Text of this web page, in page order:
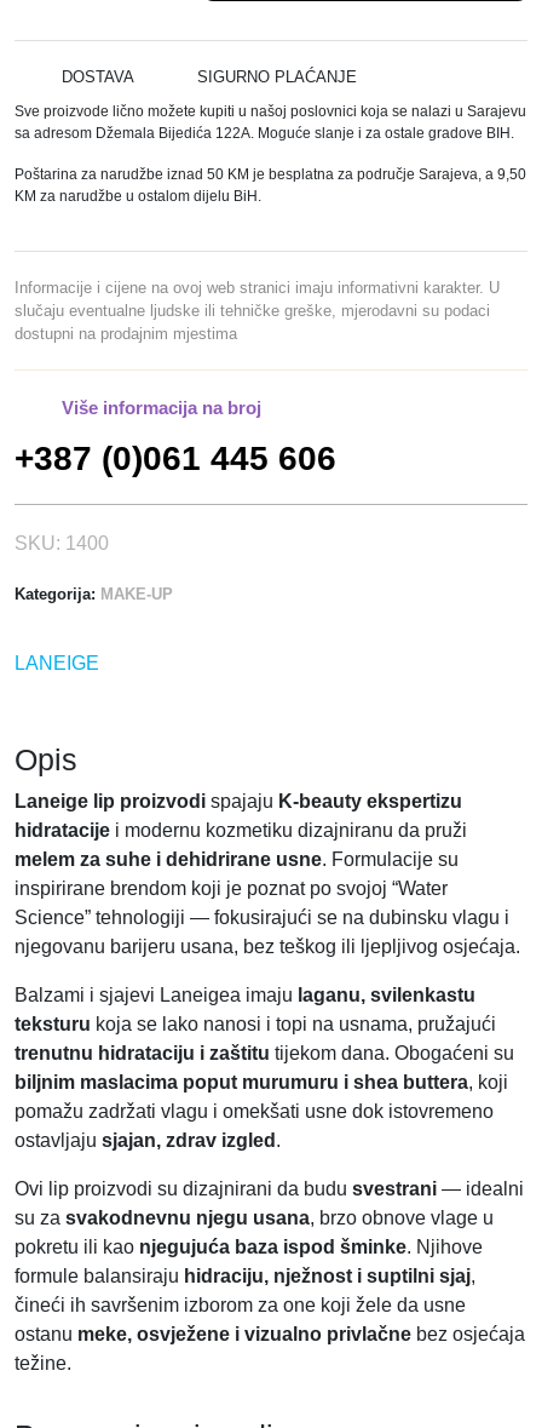
E
G
E
J
J
Z
A
U
S
k
l
i
i
a
DOSTAVA SIGURNO PLAĆANJE
Sve proizvode lično možete kupiti u našoj poslovnici koja se nalazi u Sarajevu
sa adresom Džemala Bijedića 122A. Moguće slanje i za ostale gradove BIH.
Poštarina za narudžbe iznad 50 KM je besplatna za područje Sarajeva, a 9,50
KM za narudžbe u ostalom dijelu BiH.
Informacije i cijene na ovoj web stranici imaju informativni karakter. U
slučaju eventualne ljudske ili tehničke greške, mjerodavni su podaci
dostupni na prodajnim mjestima
Više informacija na broj
+387 (0)061 445 606
SKU: 1400
Kategorija: MAKE-UP
LANEIGE
Opis
Laneige lip proizvodi spajaju K-beauty ekspertizu
hidratacije i modernu kozmetiku dizajniranu da pruži
melem za suhe i dehidrirane usne. Formulacije su
inspirirane brendom koji je poznat po svojoj “Water
Science” tehnologiji — fokusirajući se na dubinsku vlagu i
njegovanu barijeru usana, bez teškog ili ljepljivog osjećaja.
Balzami i sjajevi Laneigea imaju laganu, svilenkastu
teksturu koja se lako nanosi i topi na usnama, pružajući
trenutnu hidrataciju i zaštitu tijekom dana. Obogaćeni su
biljnim maslacima poput murumuru i shea buttera, koji
pomažu zadržati vlagu i omekšati usne dok istovremeno
ostavljaju sjajan, zdrav izgled .
Ovi lip proizvodi su dizajnirani da budu svestrani — idealni
su za svakodnevnu njegu usana, brzo obnove vlage u
pokretu ili kao njegujuća baza ispod šminke. Njihove
formule balansiraju hidraciju, nježnost i suptilni sjaj,
čineći ih savršenim izborom za one koji žele da usne
ostanu meke, osvježene i vizualno privlačne bez osjećaja
težine.